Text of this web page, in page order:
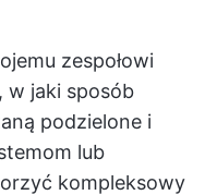
zespołowi
w jaki sposób
podzielone i
lub
kompleksowy